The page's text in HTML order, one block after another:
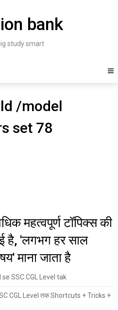
bank
study smart
/model
set 78
महत्वपूर्ण टॉपिक्स की
है, 'लगभग हर साल
माना जाता है
SSC CGL Level tak
CGL Level तक Shortcuts + Tricks +